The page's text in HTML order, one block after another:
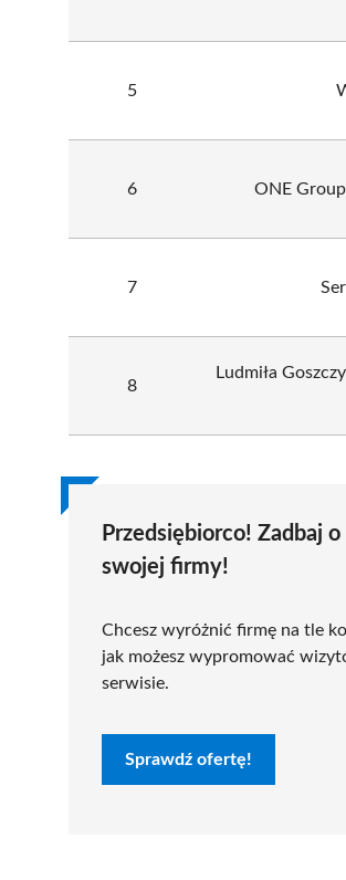
5
6 ONE
7
8
Ludmiła
Przedsiębiorco! Zadbaj
swojej firmy!
Chcesz wyróżnić firmę na tle
jak możesz wypromować
serwisie.
Sprawdź ofertę!